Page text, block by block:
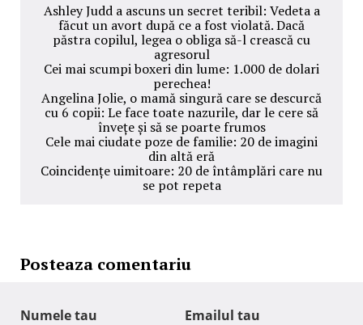
Ashley Judd a ascuns un secret teribil: Vedeta a
făcut un avort după ce a fost violată. Dacă
păstra copilul, legea o obliga să-l crească cu
agresorul
Cei mai scumpi boxeri din lume: 1.000 de dolari
perechea!
Angelina Jolie, o mamă singură care se descurcă
cu 6 copii: Le face toate nazurile, dar le cere să
învețe și să se poarte frumos
Cele mai ciudate poze de familie: 20 de imagini
din altă eră
Coincidențe uimitoare: 20 de întâmplări care nu
se pot repeta
Posteaza comentariu
Numele tau Emailul tau